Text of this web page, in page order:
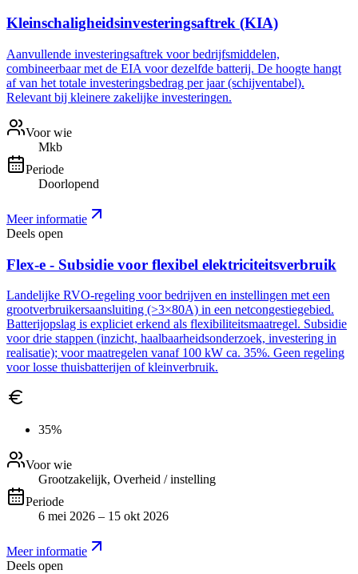
Kleinschaligheidsinvesteringsaftrek (KIA)
Aanvullende investeringsaftrek voor bedrijfsmiddelen,
combineerbaar met de EIA voor dezelfde batterij. De hoogte hangt
af van het totale investeringsbedrag per jaar (schijventabel).
Relevant bij kleinere zakelijke investeringen.
Voor wie
Mkb
Periode
Doorlopend
Meer informatie
Deels open
Flex-e - Subsidie voor flexibel elektriciteitsverbruik
Landelijke RVO-regeling voor bedrijven en instellingen met een
grootverbruikersaansluiting (>3×80A) in een netcongestiegebied.
Batterijopslag is expliciet erkend als flexibiliteitsmaatregel. Subsidie
voor drie stappen (inzicht, haalbaarheidsonderzoek, investering in
realisatie); voor maatregelen vanaf 100 kW ca. 35%. Geen regeling
voor losse thuisbatterijen of kleinverbruik.
35%
Voor wie
Grootzakelijk, Overheid / instelling
Periode
6 mei 2026 – 15 okt 2026
Meer informatie
Deels open